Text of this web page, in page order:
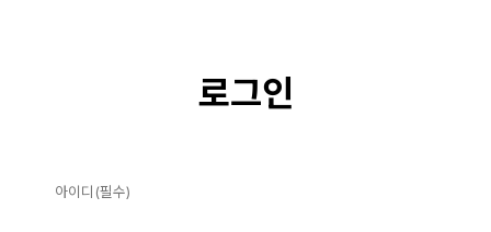
로그인